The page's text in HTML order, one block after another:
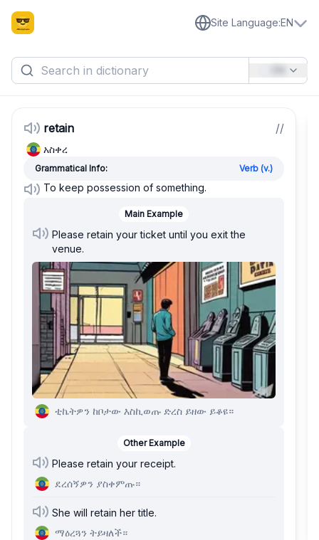
Site Language:EN
retain //
አስቀረ
Grammatical Info: Verb (v.)
To keep possession of something.
Main Example
Please retain your ticket until you exit the
venue.
ቲኬትዎን ከቦታው እስኪወጡ ድረስ ይዘው ይቆዩ።
Other Example
Please retain your receipt.
ደረሰኝዎን ያስቀምጡ።
She will retain her title.
ማዕረጓን ትይዛለች።